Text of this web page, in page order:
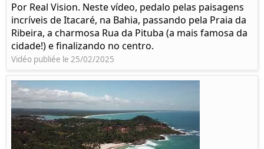
Por Real Vision. Neste vídeo, pedalo pelas paisagens
incríveis de Itacaré, na Bahia, passando pela Praia da
Ribeira, a charmosa Rua da Pituba (a mais famosa da
cidade!) e finalizando no centro.
Vidéo publiée le 25/02/2025